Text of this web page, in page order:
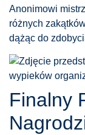
Anonimowi
różnych
dążąc do
Finalny